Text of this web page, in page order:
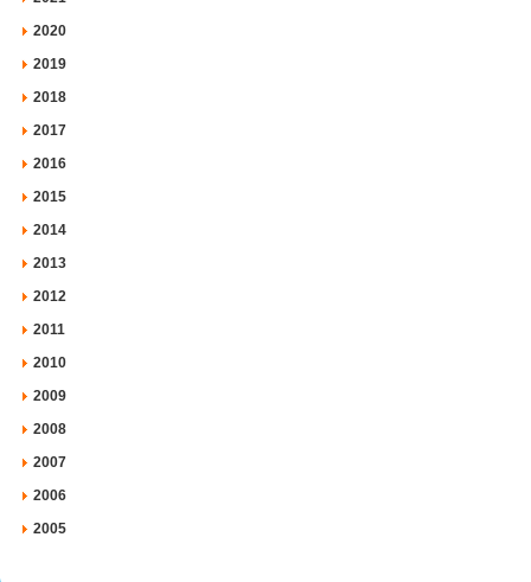
2020
2019
2018
2017
2016
2015
2014
2013
2012
2011
2010
2009
2008
2007
2006
2005